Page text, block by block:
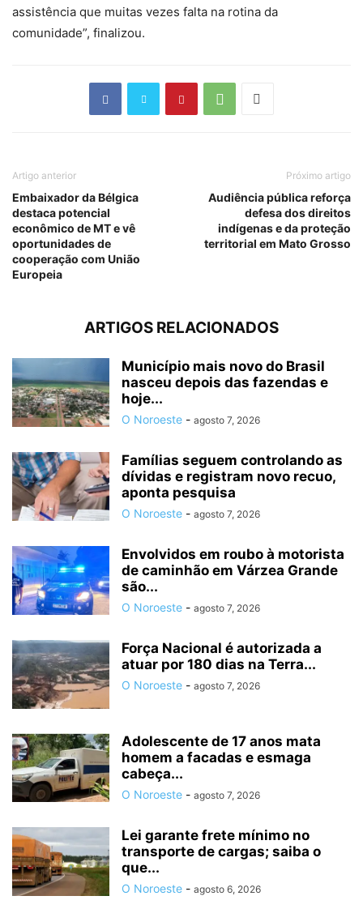
assistência que muitas vezes falta na rotina da
comunidade”, finalizou.
Artigo anterior
Embaixador da Bélgica
destaca potencial
econômico de MT e vê
oportunidades de
cooperação com União
Europeia
Próximo artigo
Audiência pública reforça
defesa dos direitos
indígenas e da proteção
territorial em Mato Grosso
ARTIGOS RELACIONADOS
Município mais novo do Brasil
nasceu depois das fazendas e
hoje...
O Noroeste - agosto 7, 2026
Famílias seguem controlando as
dívidas e registram novo recuo,
aponta pesquisa
O Noroeste - agosto 7, 2026
Envolvidos em roubo à motorista
de caminhão em Várzea Grande
são...
O Noroeste - agosto 7, 2026
Força Nacional é autorizada a
atuar por 180 dias na Terra...
O Noroeste - agosto 7, 2026
Adolescente de 17 anos mata
homem a facadas e esmaga
cabeça...
O Noroeste - agosto 7, 2026
Lei garante frete mínimo no
transporte de cargas; saiba o
que...
O Noroeste - agosto 6, 2026